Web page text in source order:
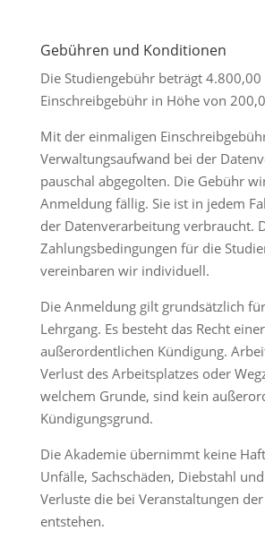
Gebühren und Konditionen
Die Studiengebühr beträgt 4.800,00
Einschreibgebühr in Höhe von
Mit der einmaligen
Verwaltungsaufwand bei der
pauschal abgegolten. Die Gebühr
Anmeldung fällig. Sie ist in jedem
der Datenverarbeitung verbraucht.
Zahlungsbedingungen für die
vereinbaren wir individuell.
Die Anmeldung gilt grundsätzlich
Lehrgang. Es besteht das Recht einer
außerordentlichen Kündigung.
Verlust des Arbeitsplatzes oder
welchem Grunde, sind kein
Kündigungsgrund.
Die Akademie übernimmt keine
Unfälle, Sachschäden, Diebstahl
Verluste die bei Veranstaltungen
entstehen.